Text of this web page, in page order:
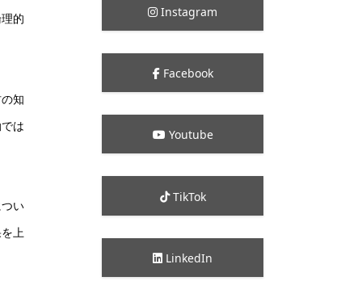
的
知
は
い
上
Instagram
Facebook
Youtube
TikTok
LinkedIn